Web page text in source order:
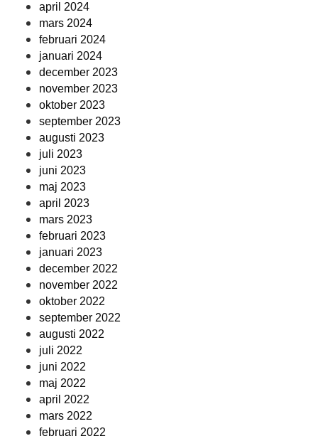
april 2024
mars 2024
februari 2024
januari 2024
december 2023
november 2023
oktober 2023
september 2023
augusti 2023
juli 2023
juni 2023
maj 2023
april 2023
mars 2023
februari 2023
januari 2023
december 2022
november 2022
oktober 2022
september 2022
augusti 2022
juli 2022
juni 2022
maj 2022
april 2022
mars 2022
februari 2022